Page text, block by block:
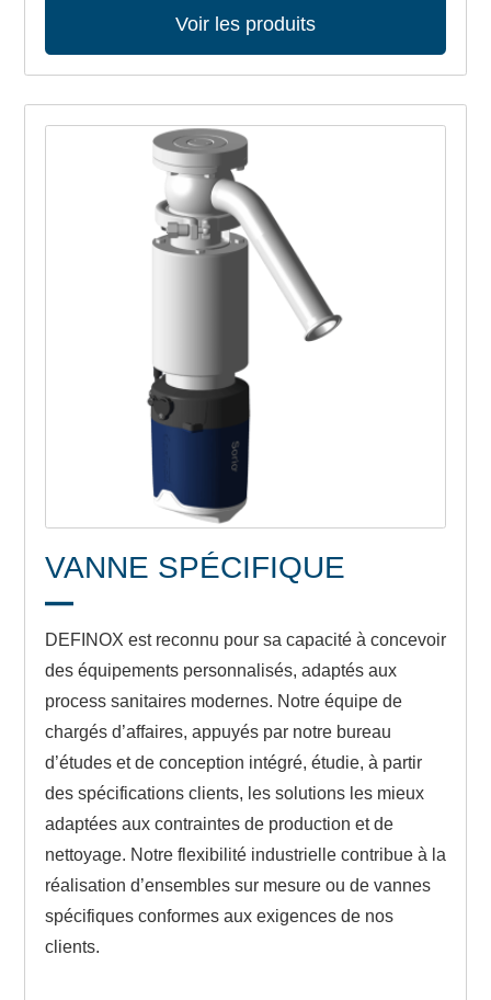
Voir les produits
VANNE SPÉCIFIQUE
DEFINOX est reconnu pour sa capacité à concevoir
des équipements personnalisés, adaptés aux
process sanitaires modernes. Notre équipe de
chargés d’affaires, appuyés par notre bureau
d’études et de conception intégré, étudie, à partir
des spécifications clients, les solutions les mieux
adaptées aux contraintes de production et de
nettoyage. Notre flexibilité industrielle contribue à la
réalisation d’ensembles sur mesure ou de vannes
spécifiques conformes aux exigences de nos
clients.